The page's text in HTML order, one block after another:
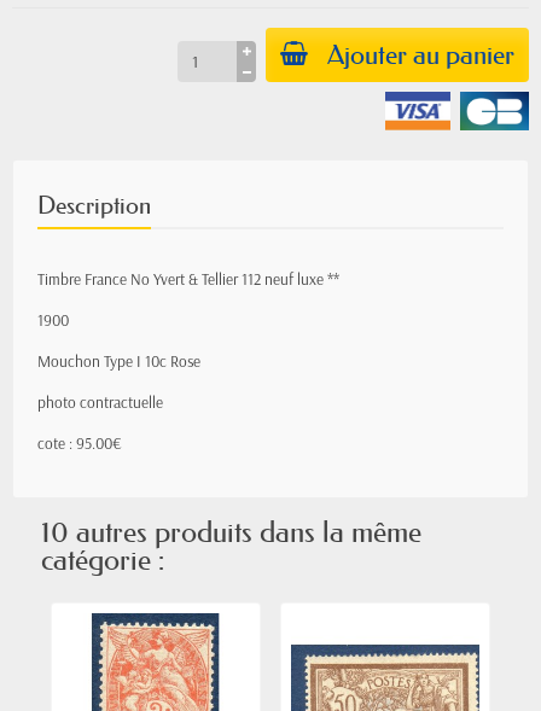
Ajouter au panier
Description
Timbre France No Yvert & Tellier 112 neuf luxe **
1900
Mouchon Type I 10c Rose
photo contractuelle
cote : 95.00€
10 autres produits dans la même
catégorie :